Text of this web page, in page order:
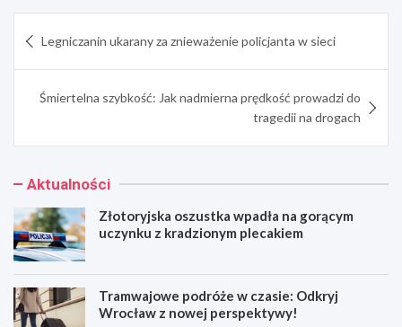
wpisu
Legniczanin ukarany za znieważenie policjanta w sieci
Śmiertelna szybkość: Jak nadmierna prędkość prowadzi do
tragedii na drogach
Aktualności
Złotoryjska oszustka wpadła na gorącym
uczynku z kradzionym plecakiem
Tramwajowe podróże w czasie: Odkryj
Wrocław z nowej perspektywy!